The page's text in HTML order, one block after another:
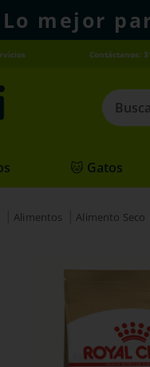
Lo mejor
Contáctanos:
Busca
1
🐱 Gatos
Alimentos Alimento Seco